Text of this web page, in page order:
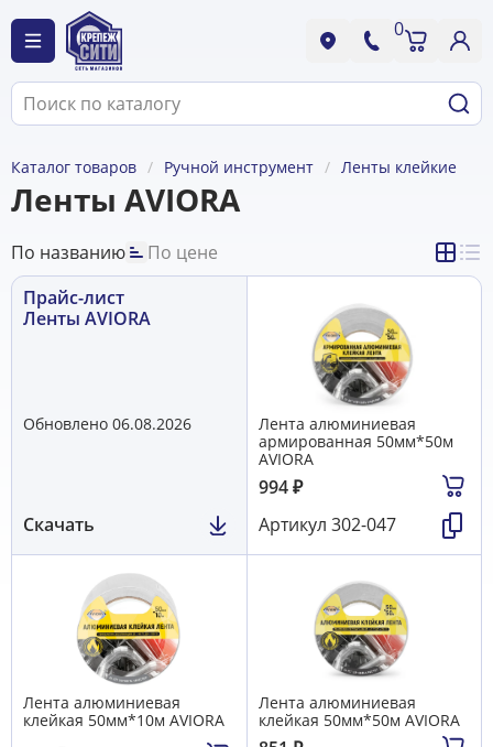
0
Каталог товаров Ручной инструмент Ленты клейкие
Ленты AVIORA
По названию
По цене
Прайс-лист
Ленты AVIORA
Обновлено 06.08.2026
Скачать
Лента алюминиевая
армированная 50мм*50м
AVIORA
994₽
Артикул 302-047
Лента алюминиевая
клейкая 50мм*10м AVIORA
Лента алюминиевая
клейкая 50мм*50м AVIORA